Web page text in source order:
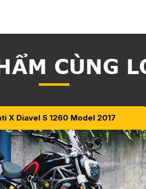
CÙNG
X Diavel S 1260 Model 2017